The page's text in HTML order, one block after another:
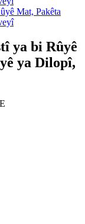
ya bi Rûyê
ya Dilopî,